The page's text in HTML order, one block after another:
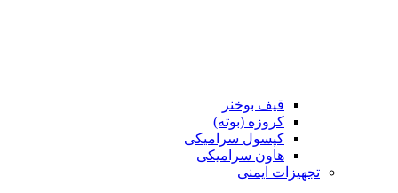
قیف بوخنر
کروزه (بوته)
کپسول سرامیکی
هاون سرامیکی
تجهیزات ایمنی